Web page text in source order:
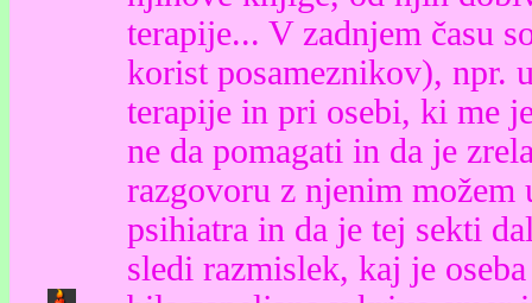
terapije... V zadnjem času
korist posameznikov), npr.
terapije in pri osebi, ki me
ne da pomagati in da je
razgovoru z njenim možem
psihiatra in da je tej sekti
sledi razmislek, kaj je